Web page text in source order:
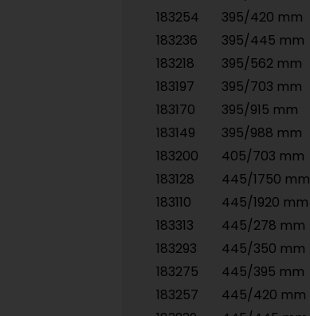
183254
395/420 mm
183236
395/445 mm
183218
395/562 mm
183197
395/703 mm
183170
395/915 mm
183149
395/988 mm
183200
405/703 mm
183128
445/1750 mm
183110
445/1920 mm
183313
445/278 mm
183293
445/350 mm
183275
445/395 mm
183257
445/420 mm